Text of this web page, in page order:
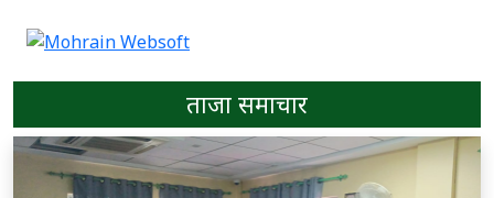
ताजा समाचार